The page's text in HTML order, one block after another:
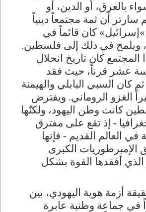
بالعرق، أو الدين، أو
سارتر أن ثمة مجتمعاً دينياً
« إسرائيل» كان قائماً في
ويلمح في ذلك إلى فلسطين.
المجتمع كان تاريخ انحلال
عشر قرناً، حيث فقد
كان السبي البابلي والهيمنة
الغزو الروماني. ويفترض
كانت وطن اليهود، ولكنّها
- إذ تقع على مفترق
في العالم القديم - فإنها
الكبرى
الذي أفقدها القوة بشكل
أزمة هوية اليهودي، بين
في جماعة وطنية عابرة